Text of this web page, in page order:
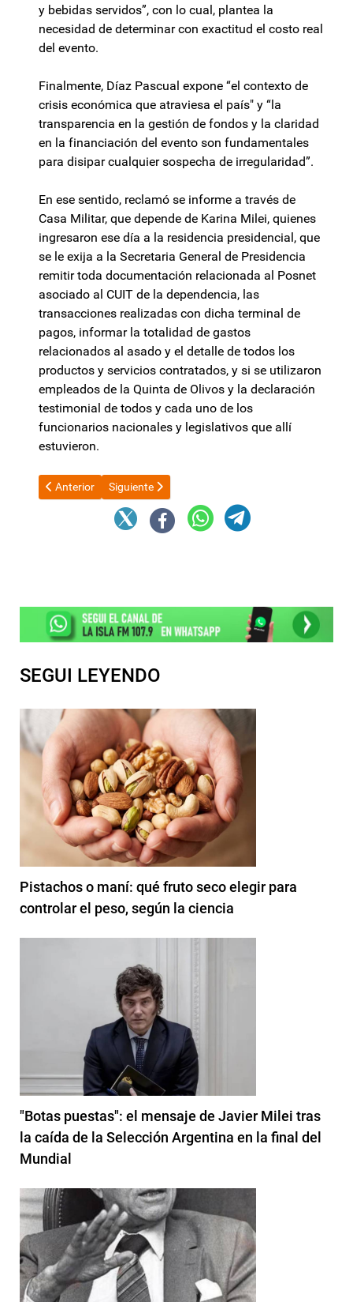
y bebidas servidos”, con lo cual, plantea la
necesidad de determinar con exactitud el costo real
del evento.
Finalmente, Díaz Pascual expone “el contexto de
crisis económica que atraviesa el país" y “la
transparencia en la gestión de fondos y la claridad
en la financiación del evento son fundamentales
para disipar cualquier sospecha de irregularidad”.
En ese sentido, reclamó se informe a través de
Casa Militar, que depende de Karina Milei, quienes
ingresaron ese día a la residencia presidencial, que
se le exija a la Secretaria General de Presidencia
remitir toda documentación relacionada al Posnet
asociado al CUIT de la dependencia, las
transacciones realizadas con dicha terminal de
pagos, informar la totalidad de gastos
relacionados al asado y el detalle de todos los
productos y servicios contratados, y si se utilizaron
empleados de la Quinta de Olivos y la declaración
testimonial de todos y cada uno de los
funcionarios nacionales y legislativos que allí
estuvieron.
Artículo anterior: El Gobierno trabaja en una batería de
Anterior Artículo siguiente: “Estas divisiones le hacen
Siguiente
SEGUI LEYENDO
Pistachos o maní: qué fruto seco elegir para
controlar el peso, según la ciencia
"Botas puestas": el mensaje de Javier Milei tras
la caída de la Selección Argentina en la final del
Mundial